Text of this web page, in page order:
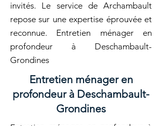
invités. Le service de Archambault
repose sur une expertise éprouvée et
reconnue. Entretien ménager en
profondeur à Deschambault-
Grondines
Entretien ménager en
profondeur à Deschambault-
Grondines